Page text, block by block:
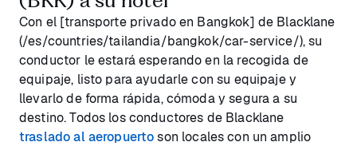
Con el [transporte privado en Bangkok] de Blacklane
(/es/countries/tailandia/bangkok/car-service/), su
conductor le estará esperando en la recogida de
equipaje, listo para ayudarle con su equipaje y
llevarlo de forma rápida, cómoda y segura a su
destino. Todos los conductores de Blacklane
traslado al aeropuertoson locales con un amplio